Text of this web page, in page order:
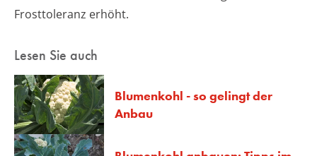
Frosttoleranz erhöht.
Lesen Sie auch
Blumenkohl - so gelingt der
Anbau